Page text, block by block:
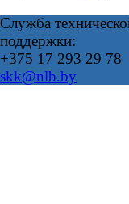
Служба
поддержки:
+375 17 293 29 78
skk@nlb.by